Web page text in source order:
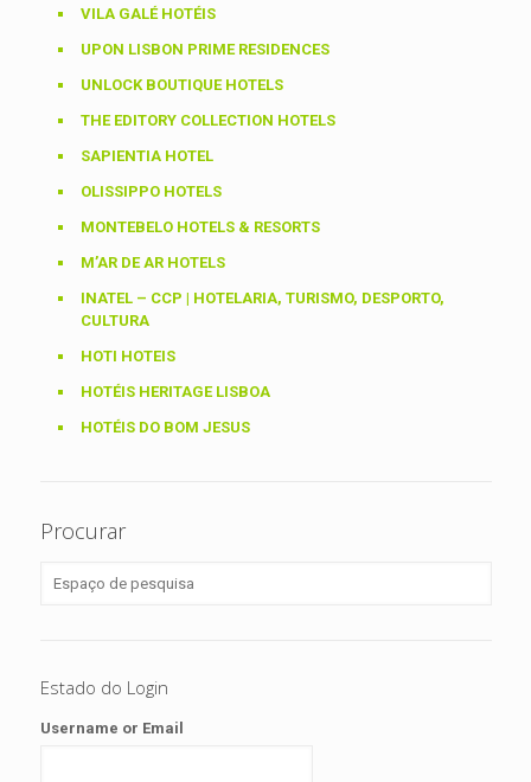
VILA GALÉ HOTÉIS
UPON LISBON PRIME RESIDENCES
UNLOCK BOUTIQUE HOTELS
THE EDITORY COLLECTION HOTELS
SAPIENTIA HOTEL
OLISSIPPO HOTELS
MONTEBELO HOTELS & RESORTS
M’AR DE AR HOTELS
INATEL – CCP | HOTELARIA, TURISMO, DESPORTO,
CULTURA
HOTI HOTEIS
HOTÉIS HERITAGE LISBOA
HOTÉIS DO BOM JESUS
Procurar
Estado do Login
Username or Email